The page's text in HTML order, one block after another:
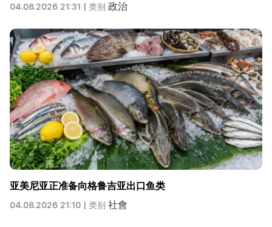
04.08.2026 21:31 | 类别 政治
亚美尼亚正准备向格鲁吉亚出口鱼类
04.08.2026 21:10 | 类别 社會